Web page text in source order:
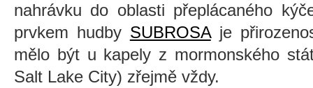
nahrávku do oblasti přeplácaného
prvkem hudby SUBROSAje
mělo být u kapely z mormonského
Salt Lake City) zřejmě vždy.